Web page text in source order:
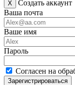
X
Создать аккаунт
Ваша почта
Ваше имя
Пароль
Согласен на
Зарегистрироваться